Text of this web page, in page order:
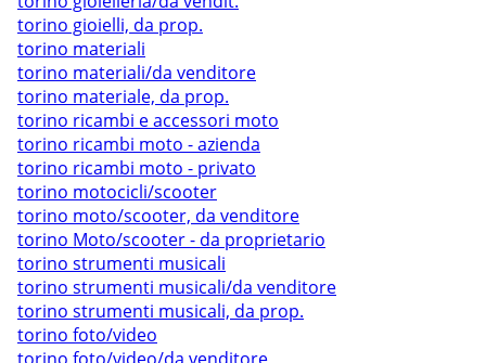
torino gioielli, da prop.
torino materiali
torino materiali/da venditore
torino materiale, da prop.
torino ricambi e accessori moto
torino ricambi moto - azienda
torino ricambi moto - privato
torino motocicli/scooter
torino moto/scooter, da venditore
torino Moto/scooter - da proprietario
torino strumenti musicali
torino strumenti musicali/da venditore
torino strumenti musicali, da prop.
torino foto/video